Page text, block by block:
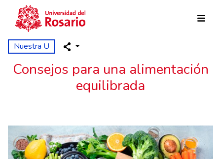
Pasar al contenido principal
Nuestra U
Consejos para una alimentación
equilibrada